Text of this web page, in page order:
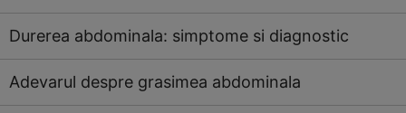
Durerea abdominala: simptome si diagnostic
Adevarul despre grasimea abdominala